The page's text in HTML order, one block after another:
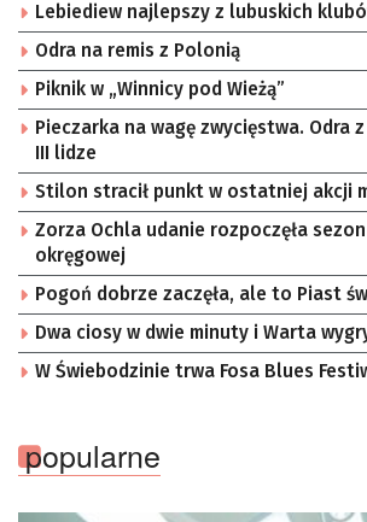
Lebiediew najlepszy z lubuskich
Odra na remis z Polonią
Piknik w „Winnicy pod Wieżą”
Pieczarka na wagę zwycięstwa. Odra
III lidze
Stilon stracił punkt w ostatniej akcji
Zorza Ochla udanie rozpoczęła
okręgowej
Pogoń dobrze zaczęła, ale to Piast
Dwa ciosy w dwie minuty i Warta
W Świebodzinie trwa Fosa Blues
popularne